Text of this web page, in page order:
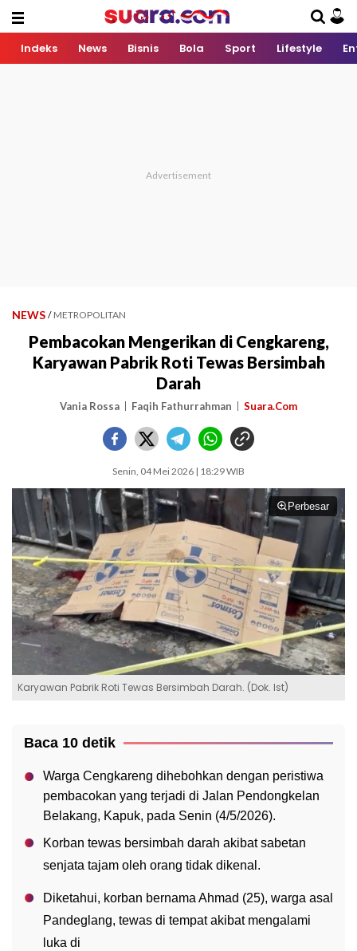
Indeks News Bisnis Bola Sport Lifestyle
NEWS / METROPOLITAN
Pembacokan Mengerikan di Cengkareng,
Karyawan Pabrik Roti Tewas Bersimbah
Darah
Vania Rossa Faqih Fathurrahman Suara.Com
Senin, 04 Mei 2026 | 18:29 WIB
Perbesar
Karyawan Pabrik Roti Tewas Bersimbah Darah. (Dok. Ist)
Baca 10 detik
Warga Cengkareng dihebohkan dengan peristiwa
pembacokan yang terjadi di Jalan Pendongkelan
Belakang, Kapuk, pada Senin (4/5/2026).
Korban tewas bersimbah darah akibat sabetan
senjata tajam oleh orang tidak dikenal.
Diketahui, korban bernama Ahmad (25), warga asal
Pandeglang, tewas di tempat akibat mengalami
luka di